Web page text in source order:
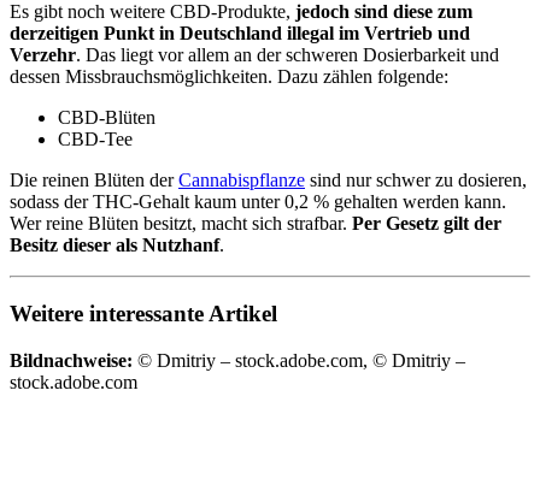
Es gibt noch weitere CBD-Produkte, jedoch sind diese zum
derzeitigen Punkt in Deutschland illegal im Vertrieb und
Verzehr. Das liegt vor allem an der schweren Dosierbarkeit und
dessen Missbrauchsmöglichkeiten. Dazu zählen folgende:
CBD-Blüten
CBD-Tee
Die reinen Blüten derCannabispflanze sind nur schwer zu dosieren,
sodass der THC-Gehalt kaum unter 0,2 % gehalten werden kann.
Wer reine Blüten besitzt, macht sich strafbar. Per Gesetz gilt der
Besitz dieser als Nutzhanf.
Weitere interessante Artikel
Bildnachweise: © Dmitriy – stock.adobe.com, © Dmitriy –
stock.adobe.com